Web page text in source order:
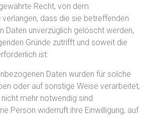
Recht, von dem
dass die sie betreffenden
Daten unverzüglich gelöscht werden,
Gründe zutrifft und soweit die
ist:
Daten wurden für solche
oder auf sonstige Weise verarbeitet,
mehr notwendig sind
Person widerruft ihre Einwilligung, auf